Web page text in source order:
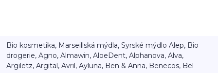
Bio kosmetika, Marseillská mýdla, Syrské mýdlo Alep, Bio
drogerie, Agno, Almawin, AloeDent, Alphanova, Alva,
Argiletz, Argital, Avril, Ayluna, Ben & Anna, Benecos, Bel